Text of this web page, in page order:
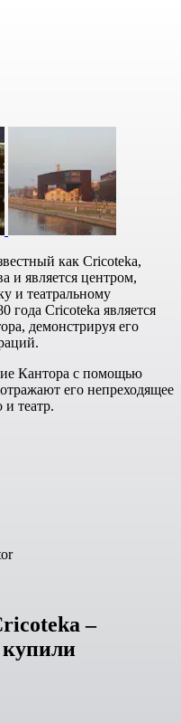
как Cricoteka,
и является центром,
и театральному
года Cricoteka является
демонстрируя его
Кантора с помощью
его непреходящее
и театр.
–